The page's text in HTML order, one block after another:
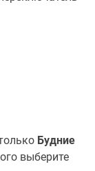
Будние
выберите